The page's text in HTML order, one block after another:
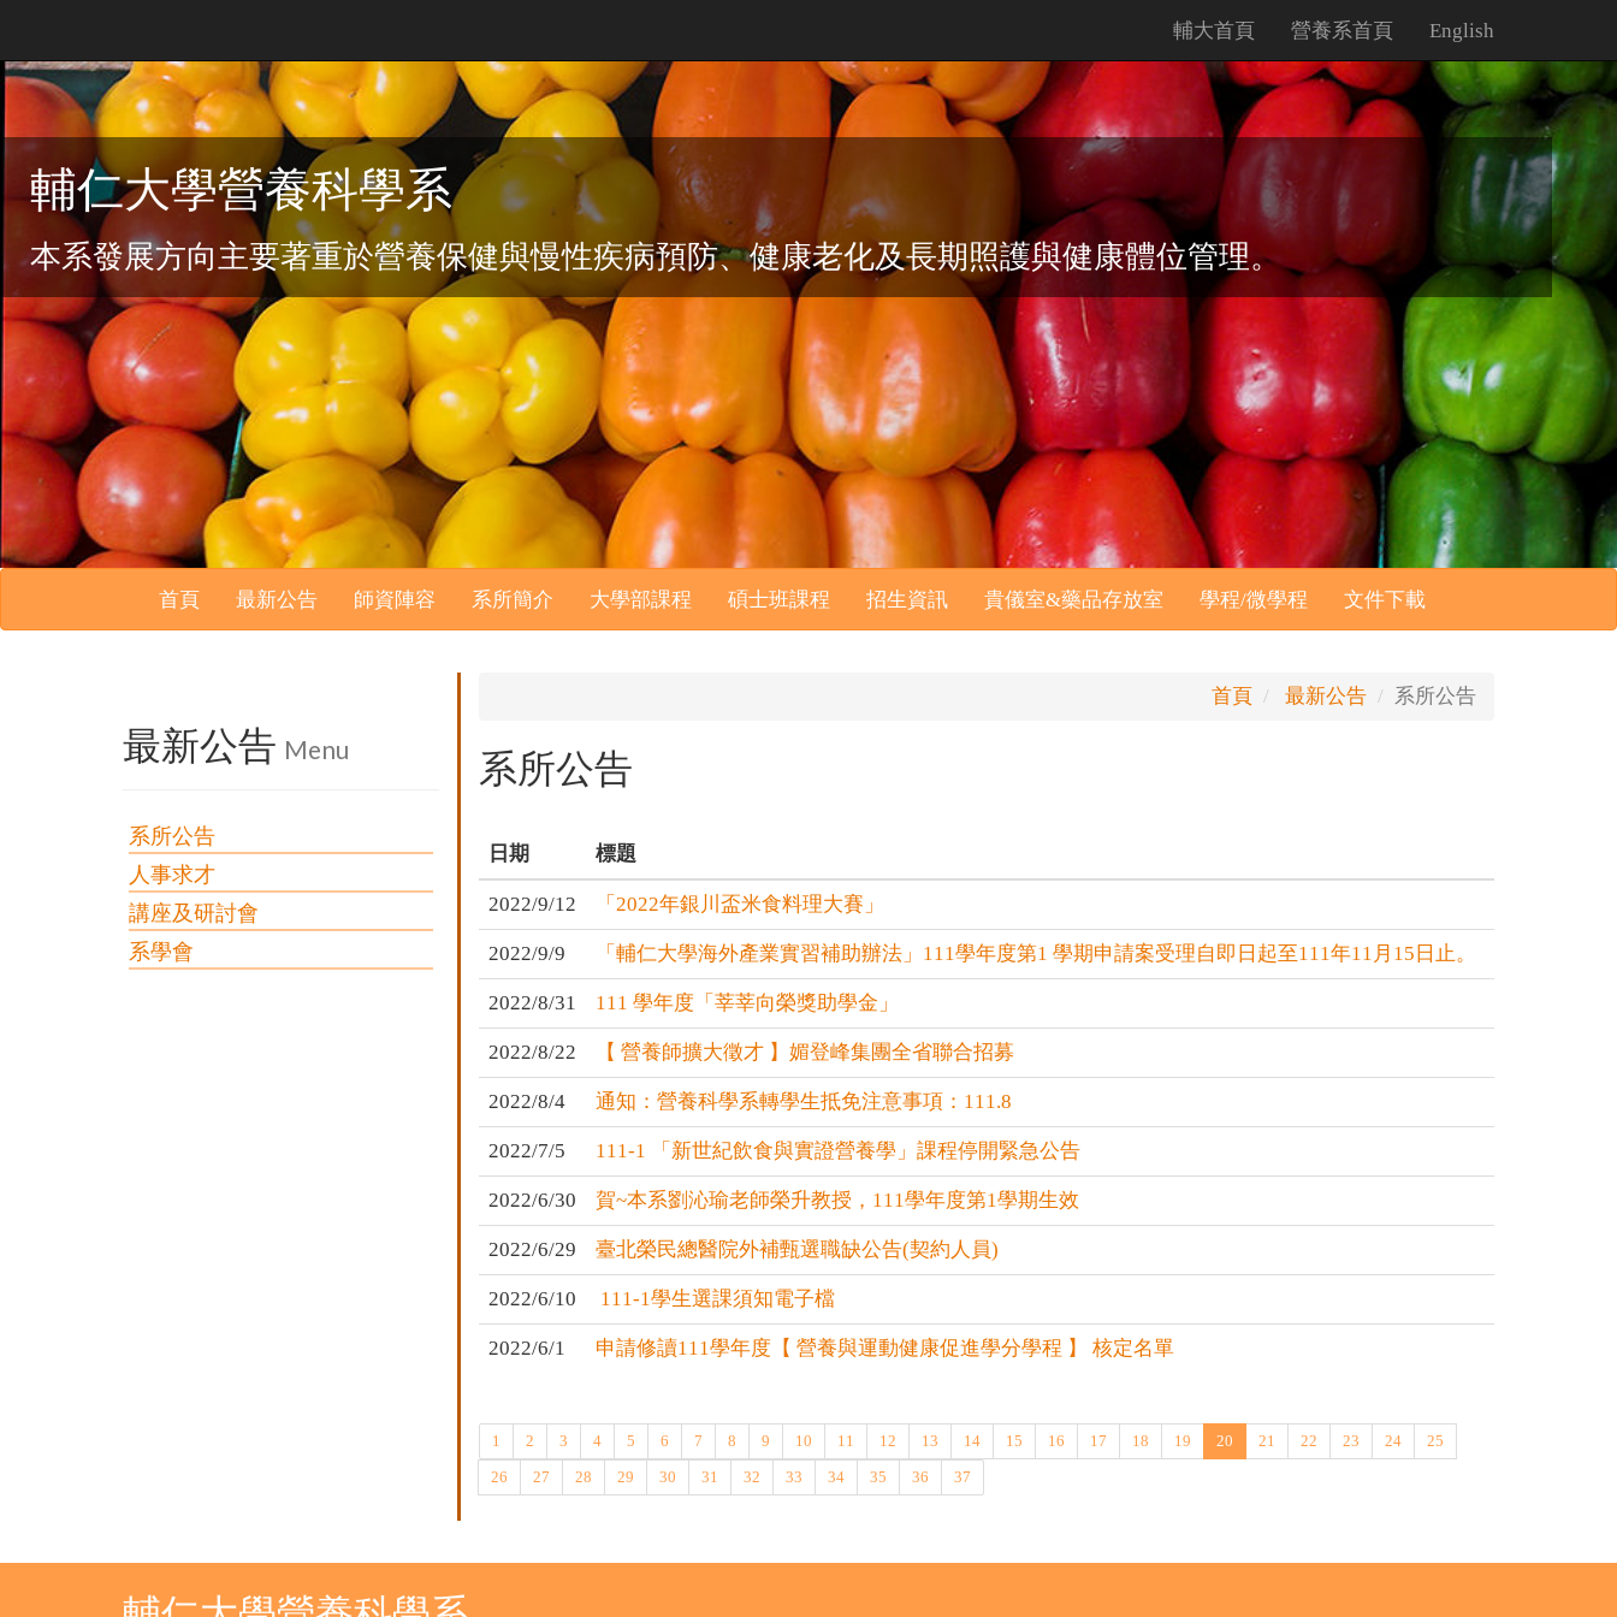
輔大首頁 營養系首頁 English
輔仁大學營養科學系
本系發展方向主要著重於營養保健與慢性疾病預防、健康老化及長期照護與健康體位管理。
首頁 最新公告 師資陣容 系所簡介 大學部課程 碩士班課程 招生資訊 貴儀室&藥品存放室 學程/微學程 文件下載
最新公告 Menu
系所公告
人事求才
講座及研討會
系學會
首頁 最新公告 系所公告
系所公告
日期 標題
2022/9/12 「2022年銀川盃米食料理大賽」
2022/9/9 「輔仁大學海外產業實習補助辦法」111學年度第1 學期申請案受理自即日起至111年11月15日止。
2022/8/31 111 學年度「莘莘向榮獎助學金」
2022/8/22 【 營養師擴大徵才 】媚登峰集團全省聯合招募
2022/8/4 通知：營養科學系轉學生抵免注意事項：111.8
2022/7/5 111-1 「新世紀飲食與實證營養學」課程停開緊急公告
2022/6/30 賀~本系劉沁瑜老師榮升教授，111學年度第1學期生效
2022/6/29 臺北榮民總醫院外補甄選職缺公告(契約人員)
2022/6/10 111-1學生選課須知電子檔
2022/6/1 申請修讀111學年度【 營養與運動健康促進學分學程 】 核定名單
1 2 3 4 5 6 7 8 9 10 11 12 13 14 15 16 17 18 19 20 21 22 23 24
25
26
27 28 29 30 31 32 33 34 35 36 37